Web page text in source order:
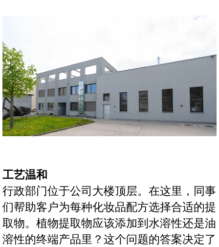
工艺温和
行政部门位于公司大楼顶层。在这里，同事
们帮助客户为每种化妆品配方选择合适的提
取物。植物提取物应该添加到水溶性还是油
溶性的终端产品里？这个问题的答案决定了